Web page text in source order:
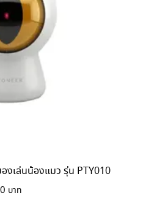
เล่นน้องแมว รุ่น PTY010